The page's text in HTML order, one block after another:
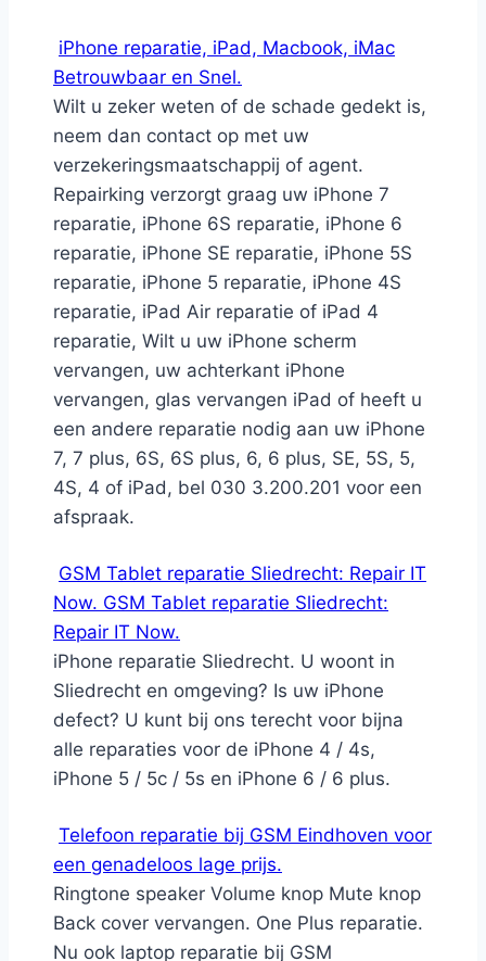
iPhone reparatie, iPad, Macbook, iMac
Betrouwbaar en Snel.
Wilt u zeker weten of de schade gedekt is,
neem dan contact op met uw
verzekeringsmaatschappij of agent.
Repairking verzorgt graag uw iPhone 7
reparatie, iPhone 6S reparatie, iPhone 6
reparatie, iPhone SE reparatie, iPhone 5S
reparatie, iPhone 5 reparatie, iPhone 4S
reparatie, iPad Air reparatie of iPad 4
reparatie, Wilt u uw iPhone scherm
vervangen, uw achterkant iPhone
vervangen, glas vervangen iPad of heeft u
een andere reparatie nodig aan uw iPhone
7, 7 plus, 6S, 6S plus, 6, 6 plus, SE, 5S, 5,
4S, 4 of iPad, bel 030 3.200.201 voor een
afspraak.
GSM Tablet reparatie Sliedrecht: Repair IT
Now. GSM Tablet reparatie Sliedrecht:
Repair IT Now.
iPhone reparatie Sliedrecht. U woont in
Sliedrecht en omgeving? Is uw iPhone
defect? U kunt bij ons terecht voor bijna
alle reparaties voor de iPhone 4 / 4s,
iPhone 5 / 5c / 5s en iPhone 6 / 6 plus.
Telefoon reparatie bij GSM Eindhoven voor
een genadeloos lage prijs.
Ringtone speaker Volume knop Mute knop
Back cover vervangen. One Plus reparatie.
Nu ook laptop reparatie bij GSM